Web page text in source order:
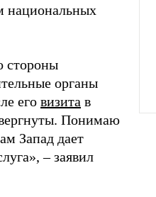
национальных
стороны
органы
его визита в
Понимаю
Запад дает
– заявил